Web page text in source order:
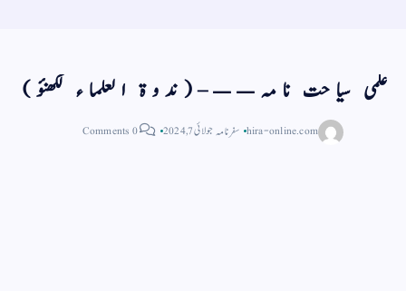
علمی سیاحت نامہ——–(ندوۃ العلماء لکھنؤ)
hira-online.com سفر نامہ جولائی 7, 2024 0 Comments